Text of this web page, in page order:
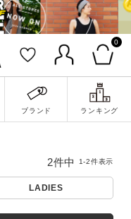
0
ブランド ランキング
LADIES
2件中 1-2件表示